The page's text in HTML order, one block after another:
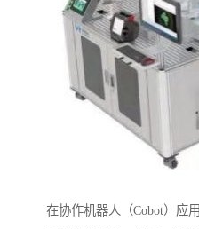
在协作机器人（Cobot）应